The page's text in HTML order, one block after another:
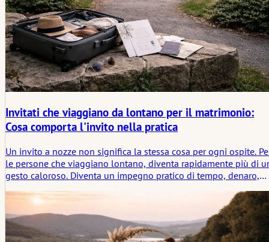
Invitati che viaggiano da lontano per il matrimonio:
Cosa comporta l'invito nella pratica
Un invito a nozze non significa la stessa cosa per ogni ospite.
le persone che viaggiano lontano, diventa rapidamente più di
gesto caloroso. Diventa un impegno pratico di tempo, denaro,
significa l'invito in pratica quando gli ospiti provengono da
lontano, e perché la distanza rivela il vero peso dell'essere
inclusi.